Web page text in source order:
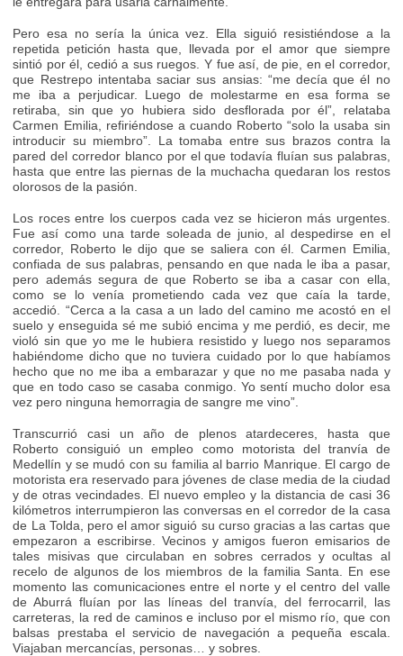
Pero esa no sería la única vez. Ella siguió resistiéndose a la
repetida petición hasta que, llevada por el amor que siempre
sintió por él, cedió a sus ruegos. Y fue así, de pie, en el corredor,
que Restrepo intentaba saciar sus ansias: “me decía que él no
me iba a perjudicar. Luego de molestarme en esa forma se
retiraba, sin que yo hubiera sido desflorada por él”, relataba
Carmen Emilia, refiriéndose a cuando Roberto “solo la usaba sin
introducir su miembro”. La tomaba entre sus brazos contra la
pared del corredor blanco por el que todavía fluían sus palabras,
hasta que entre las piernas de la muchacha quedaran los restos
olorosos de la pasión.
Los roces entre los cuerpos cada vez se hicieron más urgentes.
Fue así como una tarde soleada de junio, al despedirse en el
corredor, Roberto le dijo que se saliera con él. Carmen Emilia,
confiada de sus palabras, pensando en que nada le iba a pasar,
pero además segura de que Roberto se iba a casar con ella,
como se lo venía prometiendo cada vez que caía la tarde,
accedió. “Cerca a la casa a un lado del camino me acostó en el
suelo y enseguida sé me subió encima y me perdió, es decir, me
violó sin que yo me le hubiera resistido y luego nos separamos
habiéndome dicho que no tuviera cuidado por lo que habíamos
hecho que no me iba a embarazar y que no me pasaba nada y
que en todo caso se casaba conmigo. Yo sentí mucho dolor esa
vez pero ninguna hemorragia de sangre me vino”.
Transcurrió casi un año de plenos atardeceres, hasta que
Roberto consiguió un empleo como motorista del tranvía de
Medellín y se mudó con su familia al barrio Manrique. El cargo de
motorista era reservado para jóvenes de clase media de la ciudad
y de otras vecindades. El nuevo empleo y la distancia de casi 36
kilómetros interrumpieron las conversas en el corredor de la casa
de La Tolda, pero el amor siguió su curso gracias a las cartas que
empezaron a escribirse. Vecinos y amigos fueron emisarios de
tales misivas que circulaban en sobres cerrados y ocultas al
recelo de algunos de los miembros de la familia Santa. En ese
momento las comunicaciones entre el norte y el centro del valle
de Aburrá fluían por las líneas del tranvía, del ferrocarril, las
carreteras, la red de caminos e incluso por el mismo río, que con
balsas prestaba el servicio de navegación a pequeña escala.
Viajaban mercancías, personas… y sobres.